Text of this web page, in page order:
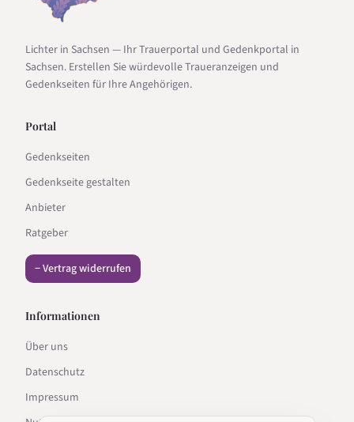
Lichter in Sachsen — Ihr Trauerportal und Gedenkportal in
Sachsen. Erstellen Sie würdevolle Traueranzeigen und
Gedenkseiten für Ihre Angehörigen.
Portal
Gedenkseiten
Gedenkseite gestalten
Anbieter
Ratgeber
− Vertrag widerrufen
Informationen
Über uns
Datenschutz
Impressum